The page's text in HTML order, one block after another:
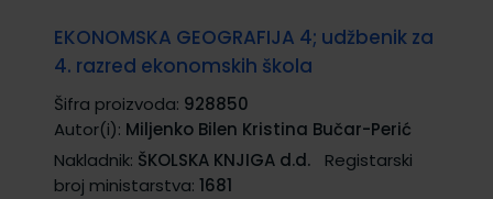
EKONOMSKA GEOGRAFIJA 4; udžbenik za
4. razred ekonomskih škola
Šifra proizvoda: 928850
Autor(i): Miljenko Bilen Kristina Bučar-Perić
Nakladnik: ŠKOLSKA KNJIGA d.d.
Registarski
broj ministarstva: 1681